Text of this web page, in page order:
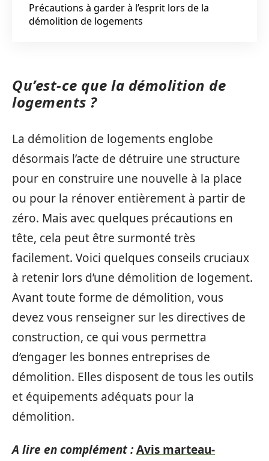
Précautions à garder à l’esprit lors de la
démolition de logements
Qu’est-ce que la démolition de
logements ?
La démolition de logements englobe
désormais l’acte de détruire une structure
pour en construire une nouvelle à la place
ou pour la rénover entièrement à partir de
zéro. Mais avec quelques précautions en
tête, cela peut être surmonté très
facilement. Voici quelques conseils cruciaux
à retenir lors d’une démolition de logement.
Avant toute forme de démolition, vous
devez vous renseigner sur les directives de
construction, ce qui vous permettra
d’engager les bonnes entreprises de
démolition. Elles disposent de tous les outils
et équipements adéquats pour la
démolition.
A lire en complément :Avis marteau-